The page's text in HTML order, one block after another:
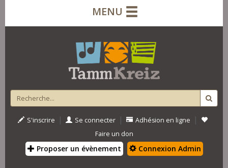
MENU
S'inscrire | Se connecter | Adhésion en ligne |
Faire un don
Proposer un évènement Connexion Admin